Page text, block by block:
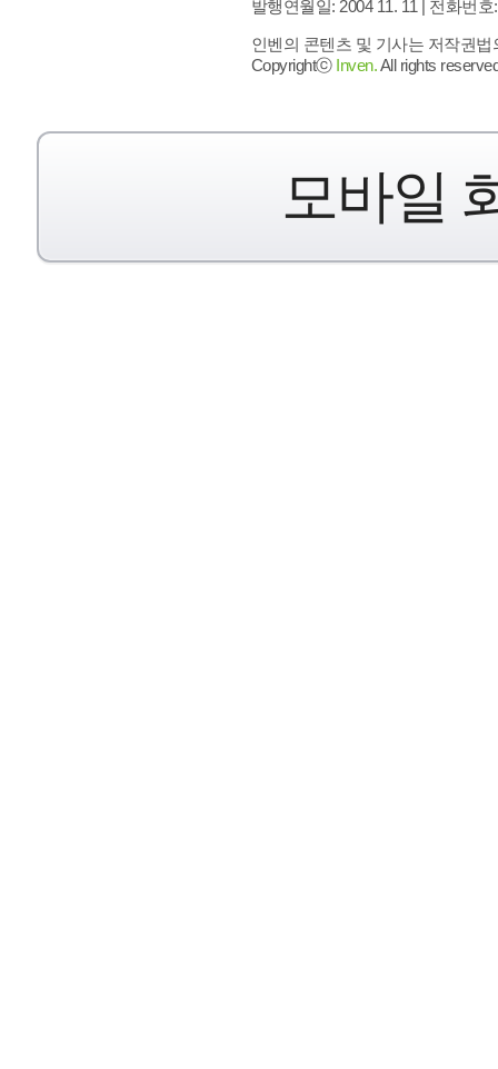
발행연월일: 2004 11. 11 | 전화번호
인벤의 콘텐츠 및 기사는 저작권
Copyrightⓒ Inven.All rights
모바일